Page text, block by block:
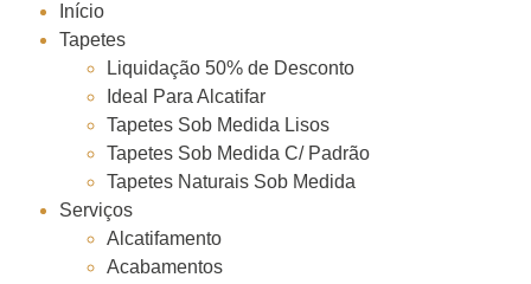
Início
Tapetes
Liquidação 50% de Desconto
Ideal Para Alcatifar
Tapetes Sob Medida Lisos
Tapetes Sob Medida C/ Padrão
Tapetes Naturais Sob Medida
Serviços
Alcatifamento
Acabamentos